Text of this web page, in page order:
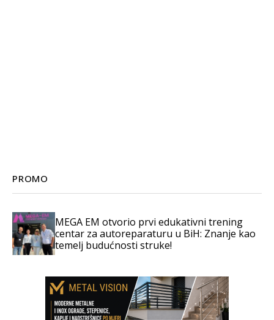
PROMO
MEGA EM otvorio prvi edukativni trening
centar za autoreparaturu u BiH: Znanje kao
temelj budućnosti struke!